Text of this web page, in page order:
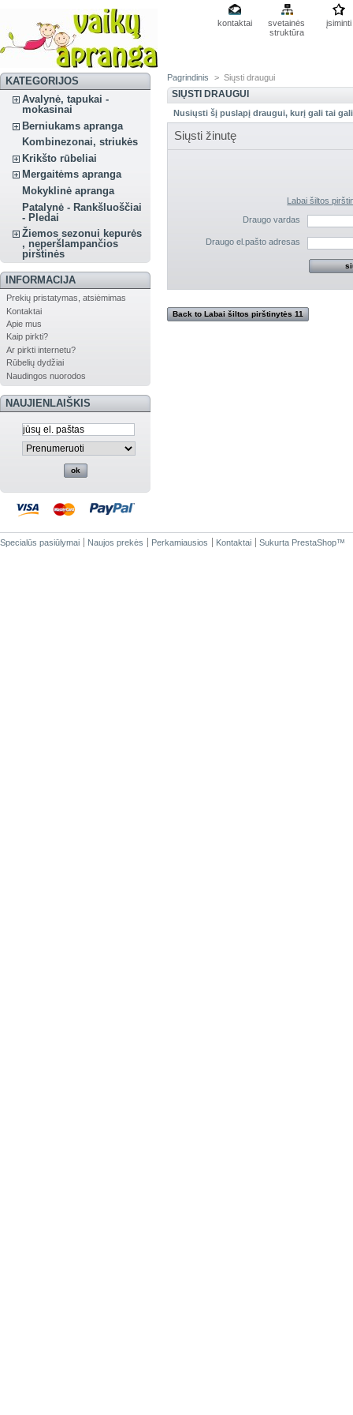
kontaktai
svetainės
struktūra
įsiminti
KATEGORIJOS
Avalynė, tapukai -
mokasinai
Berniukams apranga
Kombinezonai, striukės
Krikšto rūbeliai
Mergaitėms apranga
Mokyklinė apranga
Patalynė - Rankšluoščiai
- Pledai
Žiemos sezonui kepurės
, neperšlampančios
pirštinės
INFORMACIJA
Prekių pristatymas, atsiėmimas
Kontaktai
Apie mus
Kaip pirkti?
Ar pirkti internetu?
Rūbelių dydžiai
Naudingos nuorodos
NAUJIENLAIŠKIS
Pagrindinis > Siųsti draugui
SIŲSTI DRAUGUI
Nusiųsti šį puslapį draugui, kurį gali tai
Siųsti žinutę
Draugo vardas
Draugo el.pašto adresas
Back to Labai šiltos pirštinytės 11
Specialūs pasiūlymai Naujos prekės Perkamiausios Kontaktai Sukurta PrestaShop™